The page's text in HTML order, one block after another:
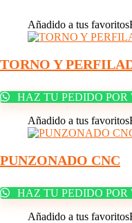
Añadido a tus favoritos
TORNO Y
HAZ TU PEDIDO POR
Añadido a tus favoritos
PUNZONADO CNC
HAZ TU PEDIDO POR
Añadido a tus favoritos